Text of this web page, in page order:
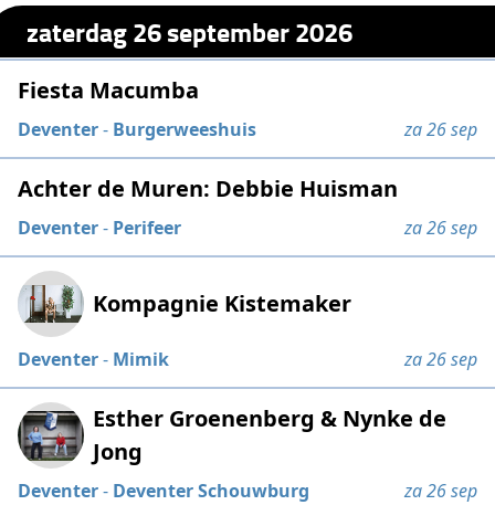
zaterdag 26 september 2026
Fiesta Macumba
Deventer- Burgerweeshuis za 26 sep
Achter de Muren: Debbie Huisman
Deventer- Perifeer za 26 sep
Kompagnie Kistemaker
Deventer- Mimik za 26 sep
Esther Groenenberg & Nynke de
Jong
Deventer- Deventer Schouwburg za 26 sep